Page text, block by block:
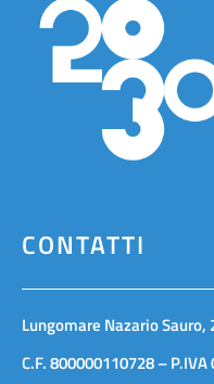
CONTATTI
Lungomare Nazario
C.F. 800000110728 –